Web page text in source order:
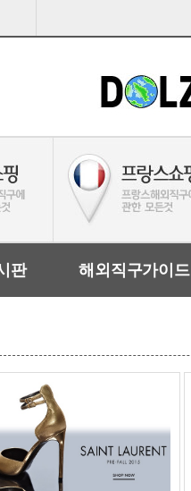
판 해외직구가이드